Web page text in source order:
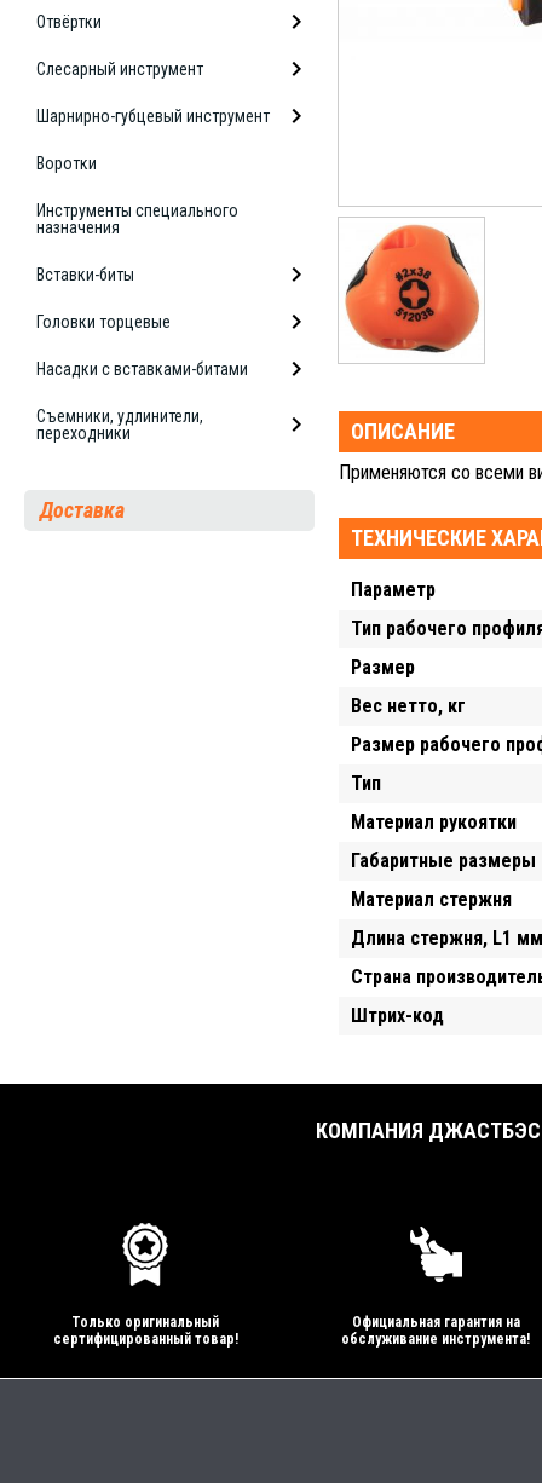
Отвёртки
Слесарный инструмент
Шарнирно-губцевый инструмент
Воротки
Инструменты специального
назначения
Вставки-биты
Головки торцевые
Насадки с вставками-битами
Съемники, удлинители,
переходники
Доставка
ОПИСАНИЕ
Применяются со всеми
ТЕХНИЧЕСКИЕ
Параметр
Тип рабочего
Размер
Вес нетто, кг
Размер рабочего
Тип
Материал рукоятки
Габаритные
Материал стержня
Длина стержня, L1 мм
Страна
Штрих-код
КОМПАНИЯ
Только оригинальный
сертифицированный товар!
Официальная гарантия на
обслуживание инструмента!